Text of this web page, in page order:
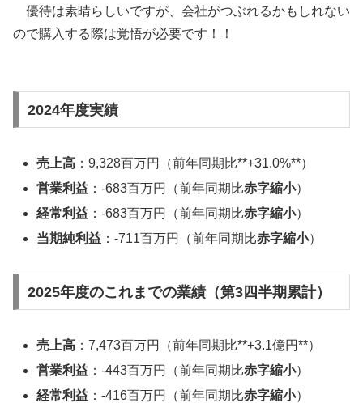
優待は素晴らしいですが、会社がつぶれるかもしれない
ので購入する際は覚悟が必要です！！
2024年度実績
売上高 ：9,328百万円（前年同期比**+31.0%**）
営業利益 ：-683百万円（前年同期比赤字縮小）
経常利益 ：-683百万円（前年同期比赤字縮小）
当期純利益 ：-711百万円（前年同期比赤字縮小）
2025年度のこれまでの業績（第3四半期累計）
売上高 ：7,473百万円（前年同期比**+3.1億円**）
営業利益 ：-443百万円（前年同期比赤字縮小）
経常利益 ：-416百万円（前年同期比赤字縮小）